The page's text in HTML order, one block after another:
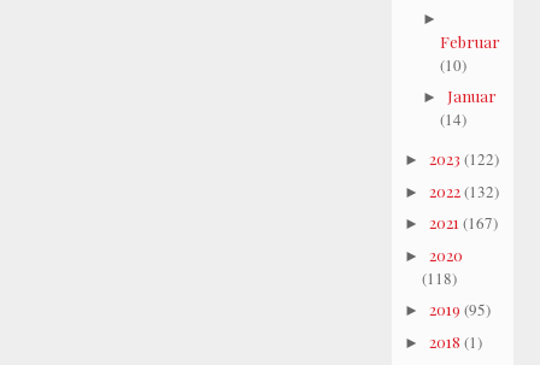
►
Februar
(10)
► Januar
(14)
► 2023 (122)
► 2022(132)
► 2021 (167)
► 2020
(118)
► 2019 (95)
► 2018 (1)